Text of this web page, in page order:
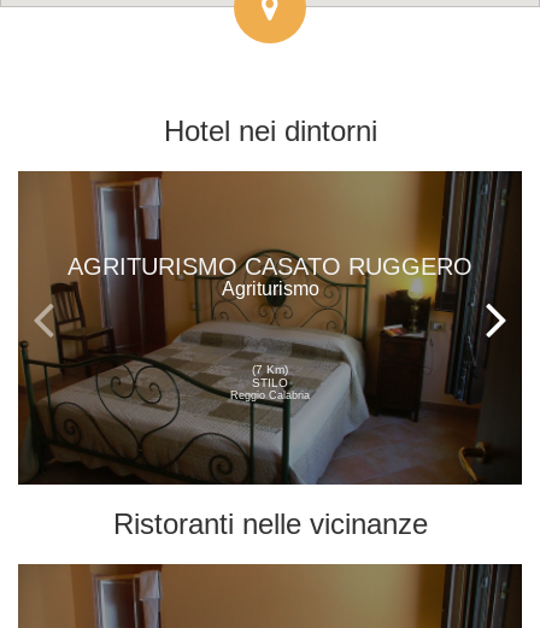
Hotel nei dintorni
AGRITURISMO CASATO RUGGERO
Agriturismo
(7 Km)
STILO
Reggio Calabria
Ristoranti nelle vicinanze